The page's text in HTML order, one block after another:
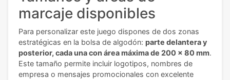
marcaje disponibles
Para personalizar este juego dispones de dos zonas
estratégicas en la bolsa de algodón: parte delantera y
posterior, cada una con área máxima de 200 x 80 mm.
Este tamaño permite incluir logotipos, nombres de
empresa o mensajes promocionales con excelente